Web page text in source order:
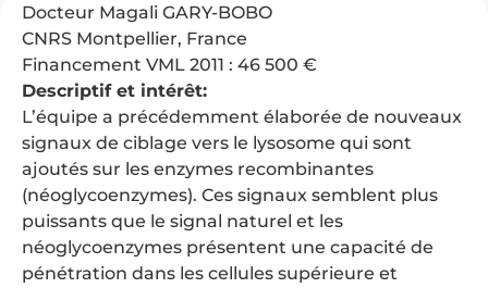
Docteur Magali GARY-BOBO
CNRS Montpellier, France
Financement VML 2011 : 46 500 €
Descriptif et intérêt:
L’équipe a précédemment élaborée de nouveaux
signaux de ciblage vers le lysosome qui sont
ajoutés sur les enzymes recombinantes
(néoglycoenzymes). Ces signaux semblent plus
puissants que le signal naturel et les
néoglycoenzymes présentent une capacité de
pénétration dans les cellules supérieure et